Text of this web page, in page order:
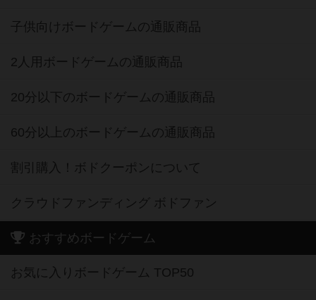
子供向けボードゲームの通販商品
2人用ボードゲームの通販商品
20分以下のボードゲームの通販商品
60分以上のボードゲームの通販商品
割引購入！ボドクーポンについて
クラウドファンディング ボドファン
おすすめボードゲーム
お気に入りボードゲーム TOP50